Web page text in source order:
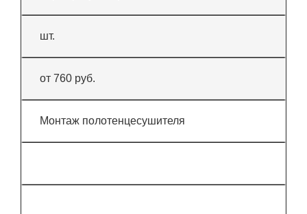
шт.
от 760 руб.
Монтаж полотенцесушителя